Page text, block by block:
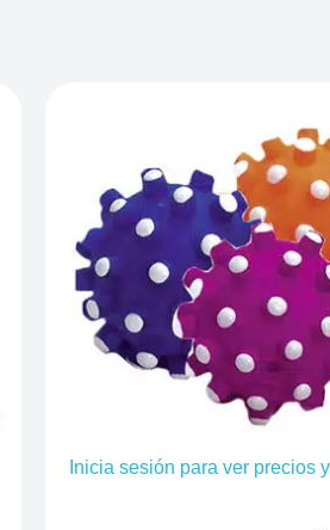
Inicia sesión para ver precios